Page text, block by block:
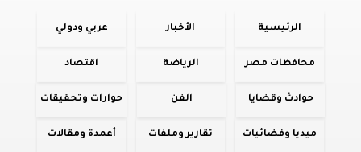
الرئيسية الأخبار عربي ودولي
محافظات مصر الرياضة اقتصاد
حوادث وقضايا الفن حوارات وتحقيقات
ميديا وفضائيات تقارير وملفات أعمدة ومقالات